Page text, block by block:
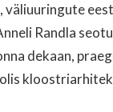
Randla
dekaan,